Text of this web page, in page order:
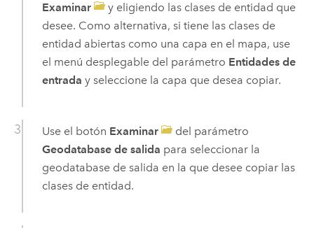
Examinar
y eligiendo las clases de entidad que
desee. Como alternativa, si tiene las clases de
entidad abiertas como una capa en el mapa, use
el menú desplegable del parámetro Entidades de
entrada y seleccione la capa que desea copiar.
Use el botón Examinar
del parámetro
Geodatabase de salida para seleccionar la
geodatabase de salida en la que desee copiar las
clases de entidad.